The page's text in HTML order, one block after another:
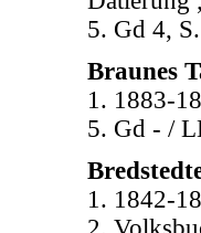
5. Gd 4,
Braunes
1. 1883-
5. Gd - /
1. 1842-